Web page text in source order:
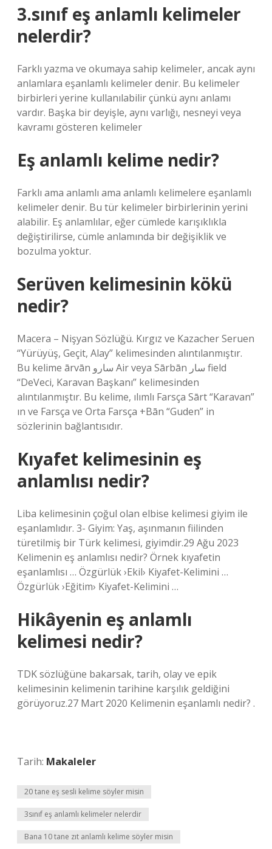
3.sınıf eş anlamlı kelimeler
nelerdir?
Farklı yazma ve okumaya sahip kelimeler, ancak aynı
anlamlara eşanlamlı kelimeler denir. Bu kelimeler
birbirleri yerine kullanılabilir çünkü aynı anlamı
vardır. Başka bir deyişle, aynı varlığı, nesneyi veya
kavramı gösteren kelimeler
Eş anlamlı kelime nedir?
Farklı ama anlamlı ama anlamlı kelimelere eşanlamlı
kelimeler denir. Bu tür kelimeler birbirlerinin yerini
alabilir. Eş anlamlılar, eğer cümlede karışıklıkla
değiştirilirse, cümle anlamında bir değişiklik ve
bozulma yoktur.
Serüven kelimesinin kökü
nedir?
Macera – Nişyan Sözlüğü. Kırgız ve Kazacher Seruen
“Yürüyüş, Geçit, Alay” kelimesinden alıntılanmıştır.
Bu kelime ārvān سارو Air veya Sārbān سار field
“DeVeci, Karavan Başkanı” kelimesinden
alıntılanmıştır. Bu kelime, ılımlı Farsça Sārt “Karavan”
ın ve Farsça ve Orta Farsça +Bān “Guden” in
sözlerinin bağlantısıdır.
Kıyafet kelimesinin eş
anlamlısı nedir?
Liba kelimesinin çoğul olan elbise kelimesi giyim ile
eşanlamlıdır. 3- Giyim: Yaş, aşınmanın fiilinden
türetilmiş bir Türk kelimesi, giyimdir.29 Ağu 2023
Kelimenin eş anlamlısı nedir? Örnek kıyafetin
eşanlamlısı … Özgürlük ›Ekil› Kiyafet-Kelimini …
Özgürlük ›Eğitim› Kiyafet-Kelimini …
Hikâyenin eş anlamlı
kelimesi nedir?
TDK sözlüğüne bakarsak, tarih, olay ve epik
kelimesinin kelimenin tarihine karşılık geldiğini
görüyoruz.27 Mart 2020 Kelimenin eşanlamlı nedir? .
Tarih: Makaleler
20 tane eş sesli kelime söyler misin
3sınıf eş anlamlı kelimeler nelerdir
Bana 10 tane zıt anlamlı kelime söyler misin